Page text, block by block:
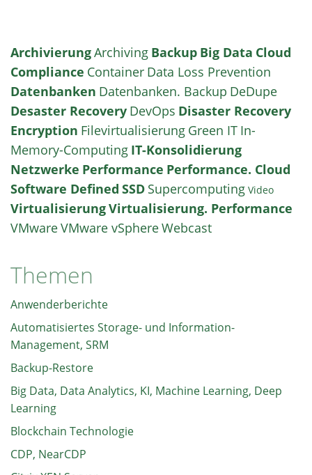
ArchivierungArchiving Backup Big Data Cloud
Compliance Container Data Loss Prevention
Datenbanken Datenbanken. Backup DeDupe
Desaster Recovery DevOps Disaster Recovery
Encryption Filevirtualisierung Green IT In-
Memory-Computing IT-Konsolidierung
Netzwerke Performance Performance. Cloud
Software Defined SSD Supercomputing Video
VirtualisierungVirtualisierung. Performance
VMwareVMware vSphereWebcast
Themen
Anwenderberichte
Automatisiertes Storage- und Information-
Management, SRM
Backup-Restore
Big Data, Data Analytics, KI, Machine Learning, Deep
Learning
Blockchain Technologie
CDP, NearCDP